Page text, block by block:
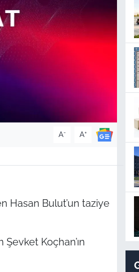
A- A+
Hasan Bulut’un taziye
Koçhan’ın